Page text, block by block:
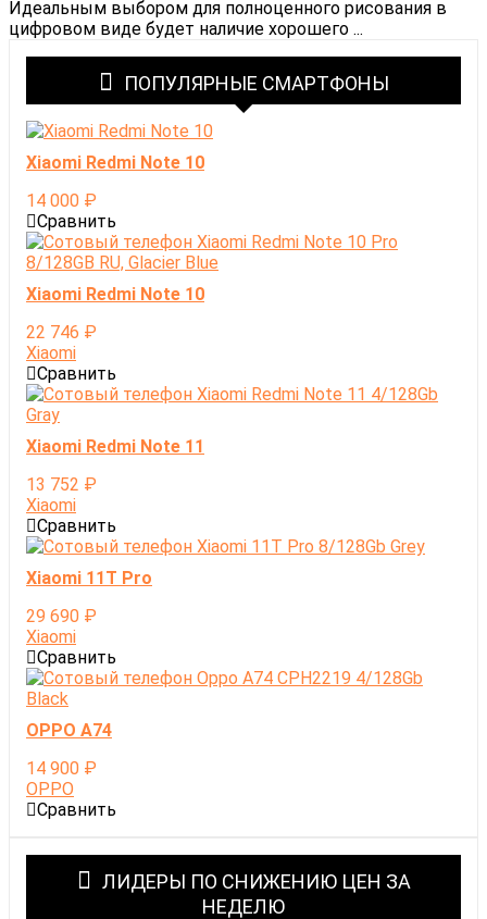
Идеальным выбором для полноценного рисования в
цифровом виде будет наличие хорошего ...
ПОПУЛЯРНЫЕ СМАРТФОНЫ
Xiaomi Redmi Note 10
14 000 ₽
Сравнить
Xiaomi Redmi Note 10
22 746 ₽
Xiaomi
Сравнить
Xiaomi Redmi Note 11
13 752 ₽
Xiaomi
Сравнить
Xiaomi 11T Pro
29 690 ₽
Xiaomi
Сравнить
OPPO A74
14 900 ₽
OPPO
Сравнить
ЛИДЕРЫ ПО СНИЖЕНИЮ ЦЕН ЗА
НЕДЕЛЮ